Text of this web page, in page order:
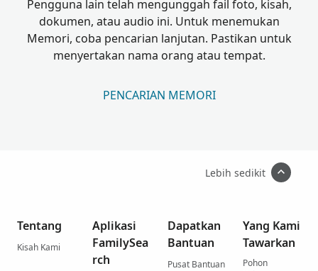
Pengguna lain telah mengunggah fail foto, kisah,
dokumen, atau audio ini. Untuk menemukan
Memori, coba pencarian lanjutan. Pastikan untuk
menyertakan nama orang atau tempat.
PENCARIAN MEMORI
Lebih sedikit
Tentang
Kisah Kami
Aplikasi
FamilySea
rch
Dapatkan
Bantuan
Pusat Bantuan
Yang Kami
Tawarkan
Pohon